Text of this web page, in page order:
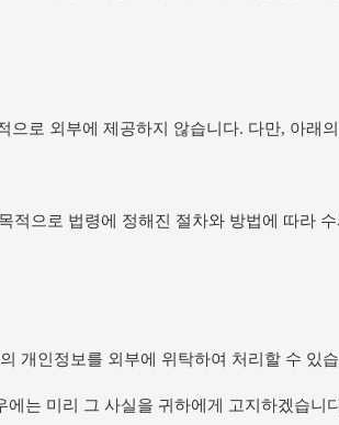
으로 외부에 제공하지 않습니다. 다만, 아래
적으로 법령에 정해진 절차와 방법에 따라
개인정보를 외부에 위탁하여 처리할 수 있
는 미리 그 사실을 귀하에게 고지하겠습니